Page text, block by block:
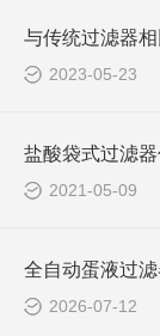
2023-05-23
2021-05-09
2026-07-12